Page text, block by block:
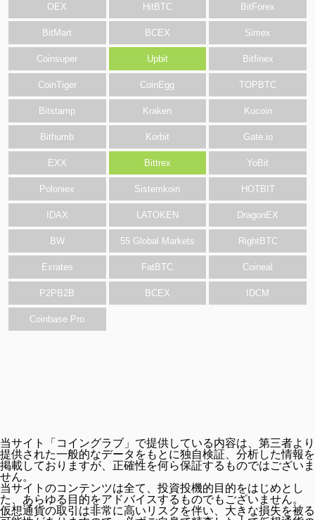
OEX HitBTC BitForex
BitMart BCEX Simex
Coinsuper Upbit Bitfinex
CoinTiger CoinEgg TOPBTC
Bitstamp Kraken Kucoin
Bithumb Korbit Gate.io
EXX Bittrex YoBit
Poloniex Sistemkoin HOTBIT
IDAX LATOKEN DragonEX
BW 55 Global Markets RightBTC
Exrates FatBTC Coineal
P2PB2B BCEX IDCM
Coinbase Pro
当サイト「コイングラブ」で提供している内容は、第三者より
提供された一般的なデータをもとに独自検証、分析した情報を
掲載しておりますが、正確性を何ら保証するものではございま
せん。
当サイトのコンテンツは全て、投資投機的目的をはじめとし
た、あらゆる目的をアドバイスするものでもございません。
仮想通貨の取引は非常に高いリスクを伴い、大きな損失を被る